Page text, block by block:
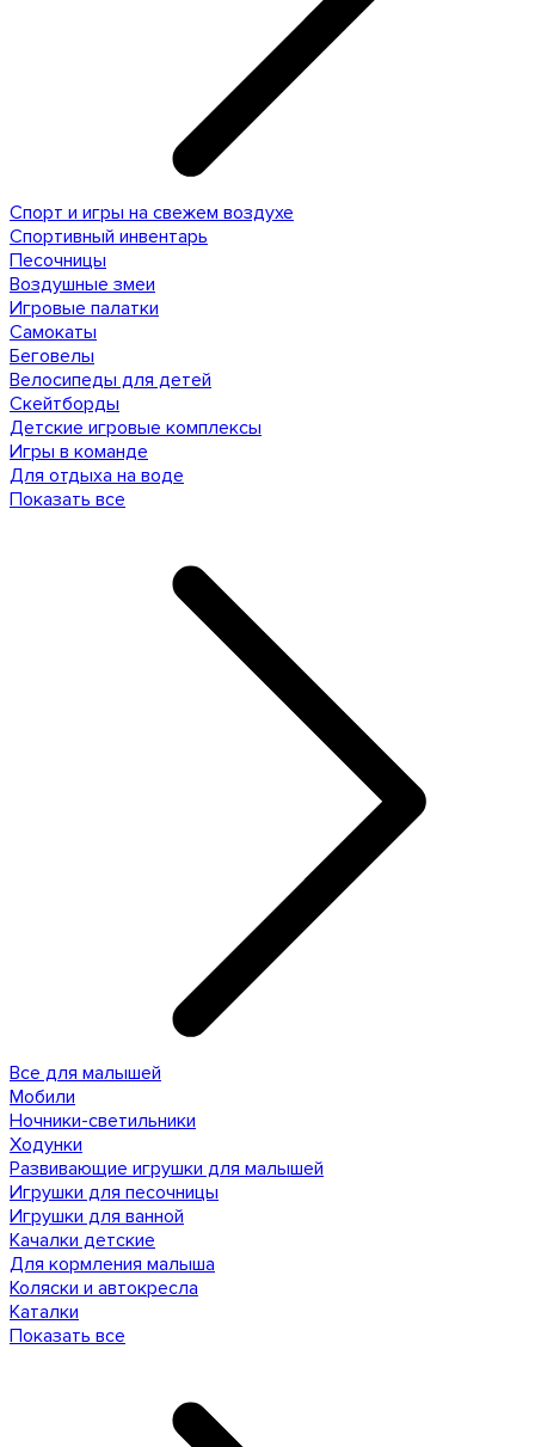
Спорт и игры на свежем воздухе
Спортивный инвентарь
Песочницы
Воздушные змеи
Игровые палатки
Самокаты
Беговелы
Велосипеды для детей
Скейтборды
Детские игровые комплексы
Игры в команде
Для отдыха на воде
Показать все
Все для малышей
Мобили
Ночники-светильники
Ходунки
Развивающие игрушки для малышей
Игрушки для песочницы
Игрушки для ванной
Качалки детские
Для кормления малыша
Коляски и автокресла
Каталки
Показать все